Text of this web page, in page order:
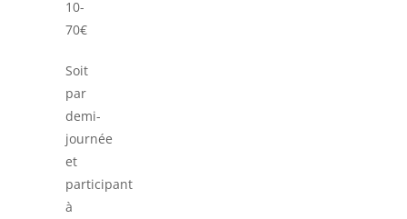
10-
70€
Soit
par
demi-
journée
et
participant
à